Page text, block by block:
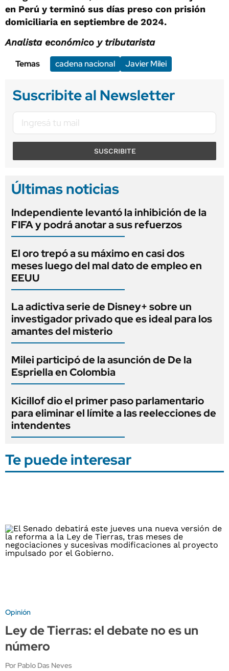
en Perú y terminó sus días preso con prisión
domiciliaria en septiembre de 2024.
Analista económico y tributarista
Temas
cadena nacional Javier Milei
Suscribite al Newsletter
SUSCRIBITE
Últimas noticias
Independiente levantó la inhibición de la
FIFA y podrá anotar a sus refuerzos
El oro trepó a su máximo en casi dos
meses luego del mal dato de empleo en
EEUU
La adictiva serie de Disney+ sobre un
investigador privado que es ideal para los
amantes del misterio
Milei participó de la asunción de De la
Espriella en Colombia
Kicillof dio el primer paso parlamentario
para eliminar el límite a las reelecciones de
intendentes
Te puede interesar
Opinión
Ley de Tierras: el debate no es un
número
Por Pablo Das Neves